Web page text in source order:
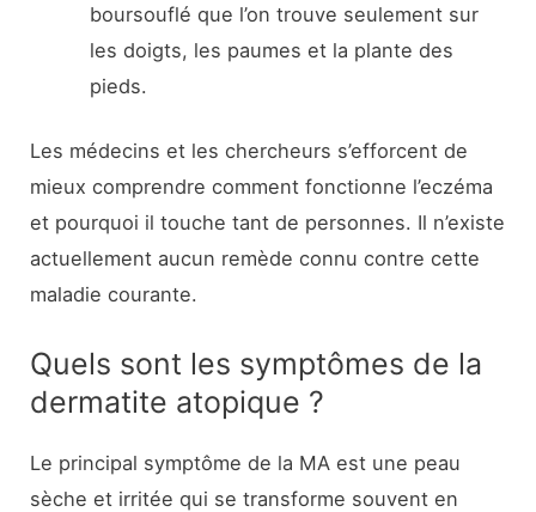
boursouflé que l’on trouve seulement sur
les doigts, les paumes et la plante des
pieds.
Les médecins et les chercheurs s’efforcent de
mieux comprendre comment fonctionne l’eczéma
et pourquoi il touche tant de personnes. Il n’existe
actuellement aucun remède connu contre cette
maladie courante.
Quels sont les symptômes de la
dermatite atopique ?
Le principal symptôme de la MA est une peau
sèche et irritée qui se transforme souvent en